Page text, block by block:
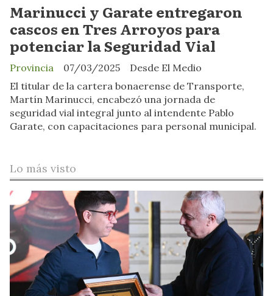
Marinucci y Garate entregaron
cascos en Tres Arroyos para
potenciar la Seguridad Vial
Desde El Medio
Provincia
07/03/2025
El titular de la cartera bonaerense de Transporte,
Martín Marinucci, encabezó una jornada de
seguridad vial integral junto al intendente Pablo
Garate, con capacitaciones para personal municipal.
Lo más visto